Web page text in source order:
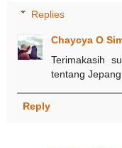
Replies
Chaycya O
Terimakasih
tentang
Reply